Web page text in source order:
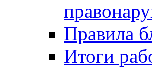
Правила
Итоги